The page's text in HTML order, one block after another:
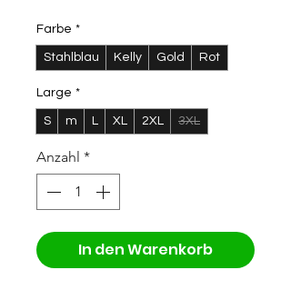
Farbe *
Stahlblau Kelly Gold Rot
Large *
S m L XL 2XL 3XL
Anzahl *
In den Warenkorb